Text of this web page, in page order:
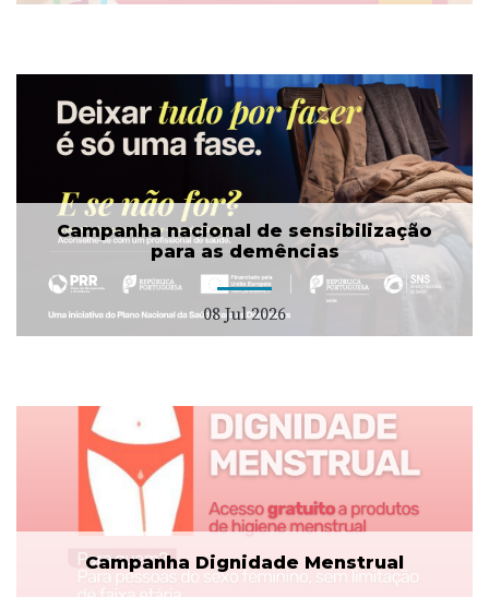
Campanha nacional de sensibilização
para as demências
08 Jul 2026
Campanha Dignidade Menstrual